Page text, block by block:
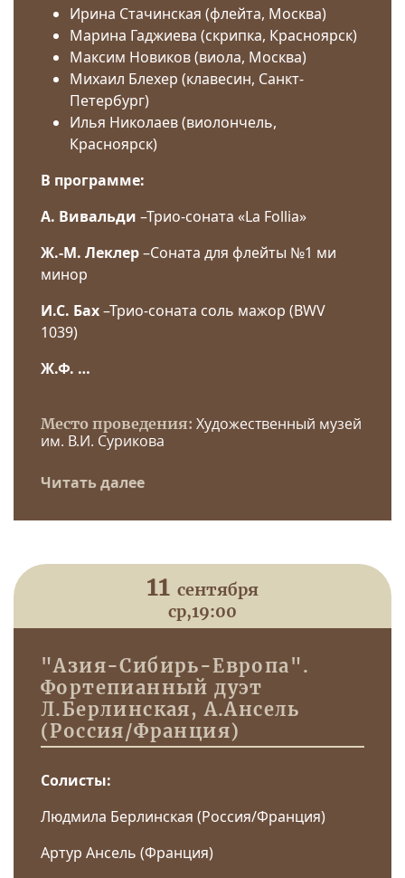
Ирина Стачинская (флейта, Москва)
Марина Гаджиева (скрипка, Красноярск)
Максим Новиков (виола, Москва)
Михаил Блехер (клавесин, Санкт-
Петербург)
Илья Николаев (виолончель,
Красноярск)
В программе:
А. Вивальди –Трио-соната «La Follia»
Ж.-М. Леклер–Соната для флейты №1 ми
минор
И.С. Бах–Трио-соната соль мажор (BWV
1039)
Ж.Ф. …
Место проведения: Художественный музей
им. В.И. Сурикова
Читать далее
11 сентября
ср,19:00
"Азия-Сибирь-Европа".
Фортепианный дуэт
Л.Берлинская, А.Ансель
(Россия/Франция)
Солисты:
Людмила Берлинская (Россия/Франция)
Артур Ансель (Франция)